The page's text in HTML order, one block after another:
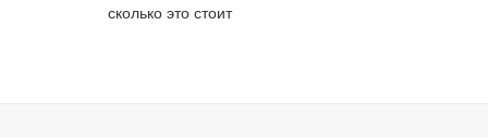
сколько это стоит